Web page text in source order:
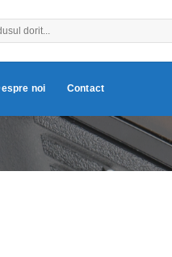
noi Contact